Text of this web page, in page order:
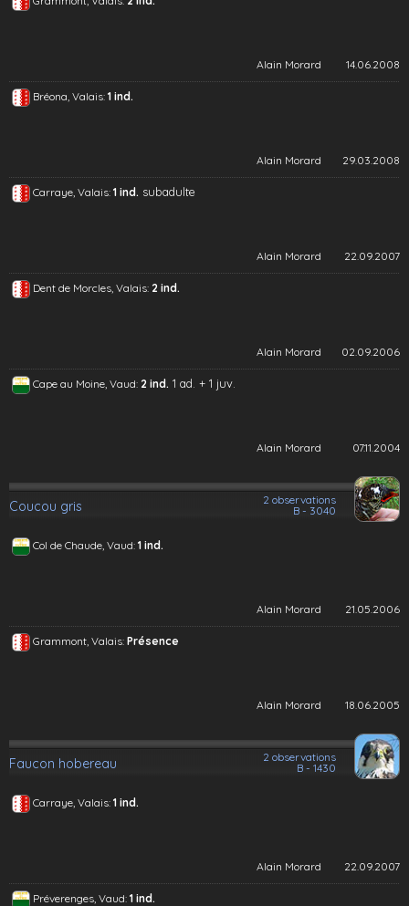
Alain Morard 14.06.2008
Bréona, Valais: 1 ind.
Alain Morard 29.03.2008
Carraye, Valais: 1 ind. subadulte
Alain Morard 22.09.2007
Dent de Morcles, Valais: 2 ind.
Alain Morard 02.09.2006
Cape au Moine, Vaud: 2 ind. 1 ad. + 1 juv.
Alain Morard 07.11.2004
Coucou gris
2 observations
B - 3040
Col de Chaude, Vaud: 1 ind.
Alain Morard 21.05.2006
Grammont, Valais: Présence
Alain Morard 18.06.2005
Faucon hobereau
2 observations
B - 1430
Carraye, Valais: 1 ind.
Alain Morard 22.09.2007
Préverenges, Vaud: 1 ind.